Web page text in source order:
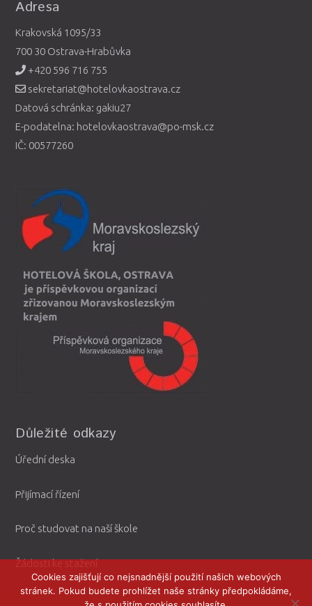
Adresa
Krakovská 1095/33
700 30 Ostrava-Hrabůvka
+420 596 716 755
sekretariat@hotelovkaostrava.cz
Datová schránka: gakiu27
E-podatelna: hotelovkaostrava@po-msk.cz
IČ: 00577260
Důležité odkazy
Úřední deska
Přijímací řízení
Proč studovat na naší škole
Žádosti ke stažení
Cookies zajišťují co nejsnadnější použití našich webových
stránek. Pokud budete prohlížet naše stránky předpokládáme,